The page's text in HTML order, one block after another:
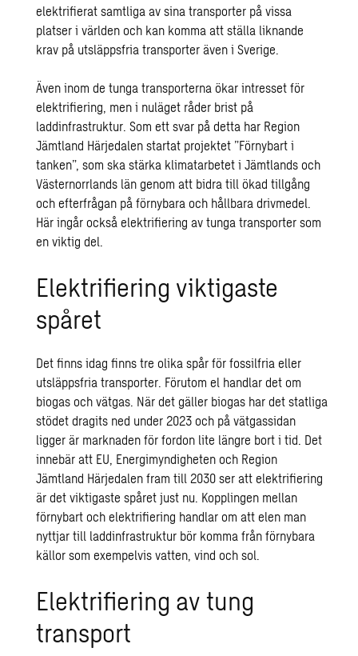
elektrifierat samtliga av sina transporter på vissa
platser i världen och kan komma att ställa liknande
krav på utsläppsfria transporter även i Sverige.
Även inom de tunga transporterna ökar intresset för
elektrifiering, men i nuläget råder brist på
laddinfrastruktur. Som ett svar på detta har Region
Jämtland Härjedalen startat projektet ”Förnybart i
tanken”, som ska stärka klimatarbetet i Jämtlands och
Västernorrlands län genom att bidra till ökad tillgång
och efterfrågan på förnybara och hållbara drivmedel.
Här ingår också elektrifiering av tunga transporter som
en viktig del.
Elektrifiering viktigaste
spåret
Det finns idag finns tre olika spår för fossilfria eller
utsläppsfria transporter. Förutom el handlar det om
biogas och vätgas. När det gäller biogas har det statliga
stödet dragits ned under 2023 och på vätgassidan
ligger är marknaden för fordon lite längre bort i tid. Det
innebär att EU, Energimyndigheten och Region
Jämtland Härjedalen fram till 2030 ser att elektrifiering
är det viktigaste spåret just nu. Kopplingen mellan
förnybart och elektrifiering handlar om att elen man
nyttjar till laddinfrastruktur bör komma från förnybara
källor som exempelvis vatten, vind och sol.
Elektrifiering av tung
transport